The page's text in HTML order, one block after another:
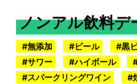
ノンアル飲料デ
無添加 ビール 黒
サワー
ハイボール
スパークリングワイン